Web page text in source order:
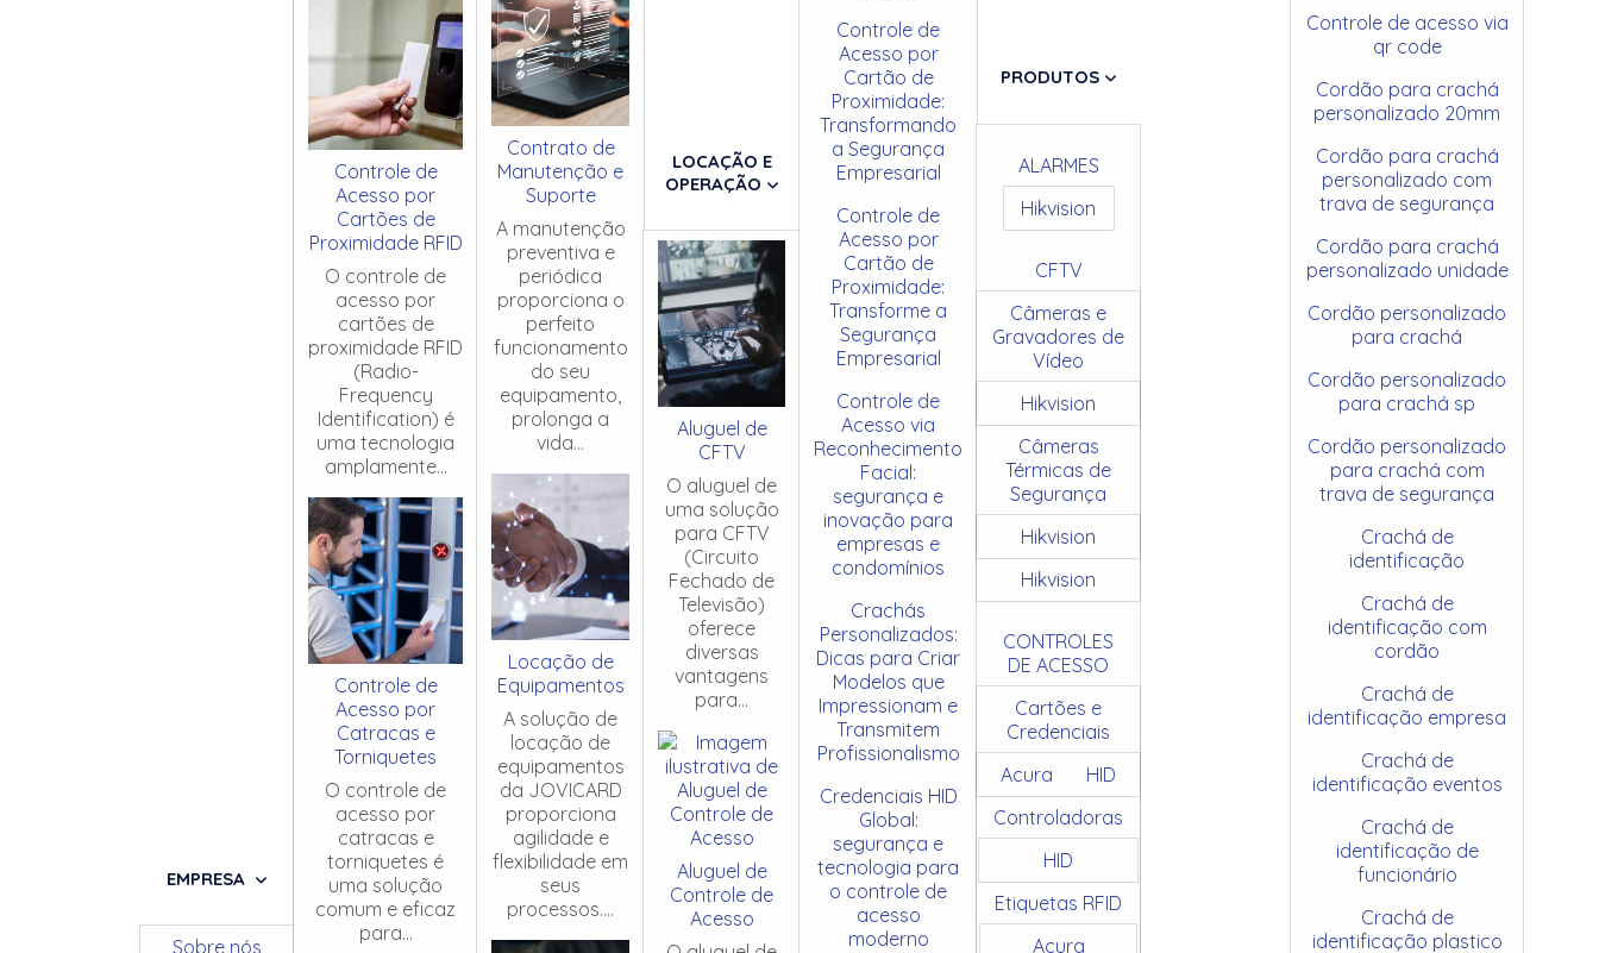
EMPRESA
Sobre nós
Controle de
Acesso por
Cartões de
Proximidade RFID
O controle de
acesso por
cartões de
proximidade RFID
(Radio-
Frequency
Identification) é
uma tecnologia
amplamente...
Controle de
Acesso por
Catracas e
Torniquetes
O controle de
acesso por
catracas e
torniquetes é
uma solução
comum e eficaz
para...
Contrato de
Manutenção e
Suporte
A manutenção
preventiva e
periódica
proporciona o
perfeito
funcionamento
do seu
equipamento,
prolonga a
vida...
Locação de
Equipamentos
A solução de
locação de
equipamentos
da JOVICARD
proporciona
agilidade e
flexibilidade em
seus
processos....
LOCAÇÃO E
OPERAÇÃO
Aluguel de
CFTV
O aluguel de
uma solução
para CFTV
(Circuito
Fechado de
Televisão)
oferece
diversas
vantagens
para...
Aluguel de
Controle de
Acesso
Controle de
Acesso por
Cartão de
Proximidade:
Transformando
a Segurança
Empresarial
Controle de
Acesso por
Cartão de
Proximidade:
Transforme a
Segurança
Empresarial
Controle de
Acesso via
Reconhecimento
Facial:
segurança e
inovação para
empresas e
condomínios
Crachás
Personalizados:
Dicas para Criar
Modelos que
Impressionam e
Transmitem
Profissionalismo
Credenciais HID
Global:
segurança e
tecnologia para
o controle de
acesso
moderno
PRODUTOS
ALARMES
Hikvision
CFTV
Câmeras e
Gravadores de
Vídeo
Hikvision
Câmeras
Térmicas de
Segurança
Hikvision
Hikvision
CONTROLES
DE ACESSO
Cartões e
Credenciais
Acura
HID
Controladoras
HID
Etiquetas RFID
Acura
Controle de acesso via
qr code
Cordão para crachá
personalizado 20mm
Cordão para crachá
personalizado com
trava de segurança
Cordão para crachá
personalizado unidade
Cordão personalizado
para crachá
Cordão personalizado
para crachá sp
Cordão personalizado
para crachá com
trava de segurança
Crachá de
identificação
Crachá de
identificação com
cordão
Crachá de
identificação empresa
Crachá de
identificação eventos
Crachá de
identificação de
funcionário
Crachá de
identificação plastico